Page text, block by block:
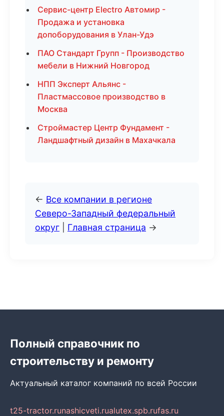
Сервис-центр Electro Автомир -
Продажа и установка
допоборудования в Улан-Удэ
ПАО Стандарт Групп - Производство
мебели в Нижний Новгород
НПП Эксперт Альянс -
Пластмассовое производство в
Москва
Строймастер Центр Фундамент -
Ландшафтный дизайн в Махачкала
← Все компании в регионе
Северо-Западный федеральный
округ
Главная страница →
Полный справочник по
строительству и ремонту
Актуальный каталог компаний по всей России
t25-tractor.runashicveti.rualutex.spb.rufas.ru